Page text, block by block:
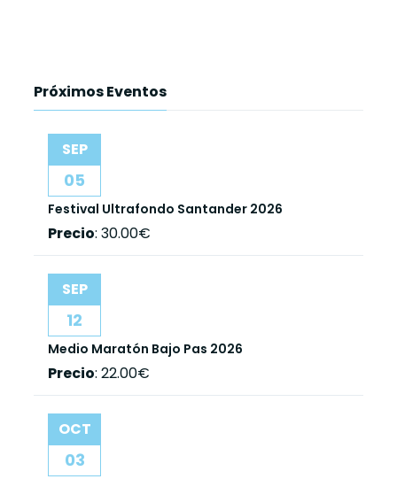
Próximos Eventos
SEP
05
Festival Ultrafondo Santander 2026
Precio: 30.00€
SEP
12
Medio Maratón Bajo Pas 2026
Precio: 22.00€
OCT
03